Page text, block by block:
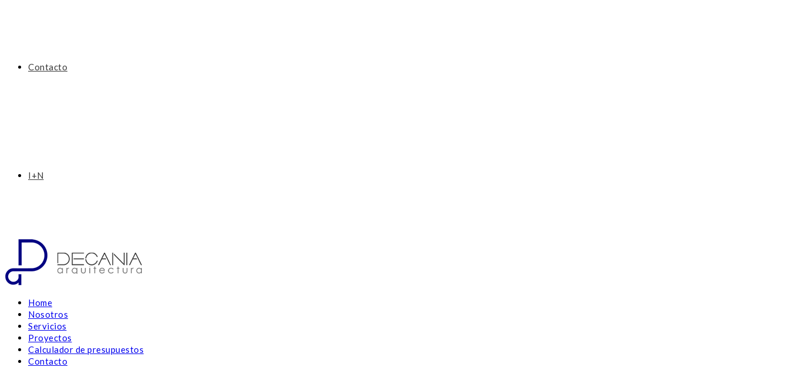
Contacto
I+N
Home
Nosotros
Servicios
Proyectos
Calculador de presupuestos
Contacto